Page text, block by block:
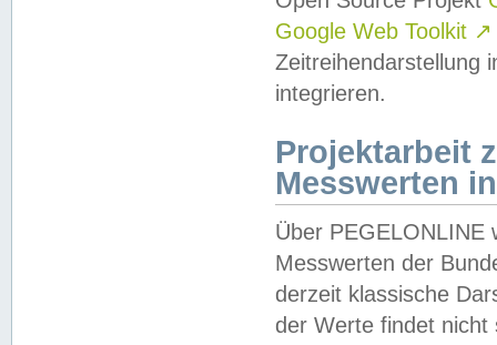
Google Web Toolkit ↗
Zeitreihendarstellung
integrieren.
Projektarbeit
Messwerten
Über PEGELONLINE
Messwerten der
derzeit klassische
der Werte findet